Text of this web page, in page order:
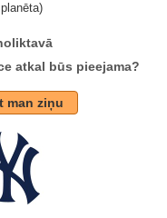
planēta)
atkal būs pieejama?
man ziņu